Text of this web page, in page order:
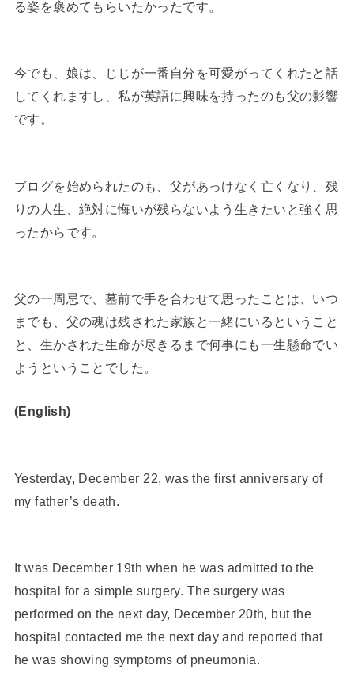
る姿を褒めてもらいたかったです。
今でも、娘は、じじが一番自分を可愛がってくれたと話
してくれますし、私が英語に興味を持ったのも父の影響
です。
ブログを始められたのも、父があっけなく亡くなり、残
りの人生、絶対に悔いが残らないよう生きたいと強く思
ったからです。
父の一周忌で、墓前で手を合わせて思ったことは、いつ
までも、父の魂は残された家族と一緒にいるということ
と、生かされた生命が尽きるまで何事にも一生懸命でい
ようということでした。
(English)
Yesterday, December 22, was the first anniversary of
my father’s death.
It was December 19th when he was admitted to the
hospital for a simple surgery. The surgery was
performed on the next day, December 20th, but the
hospital contacted me the next day and reported that
he was showing symptoms of pneumonia.